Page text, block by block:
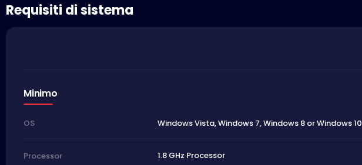
Requisiti di sistema
Minimo
OS Windows Vista, Windows 7, Windows 8 or Windows 10
Processor 1.8 GHz Processor